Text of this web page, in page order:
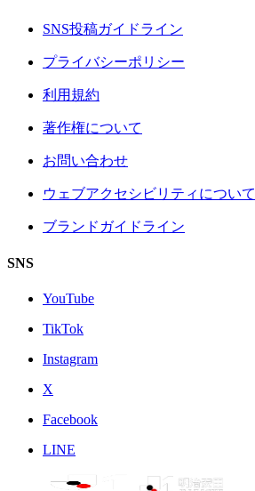
SNS投稿ガイドライン
プライバシーポリシー
利用規約
著作権について
お問い合わせ
ウェブアクセシビリティについて
ブランドガイドライン
SNS
YouTube
TikTok
Instagram
X
Facebook
LINE